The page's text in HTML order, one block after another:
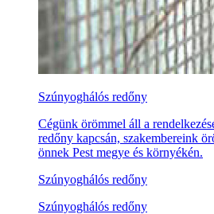
Szúnyoghálós redőny
Cégünk örömmel áll a
redőny kapcsán, szakembereink
önnek Pest megye és környékén.
Szúnyoghálós redőny
Szúnyoghálós redőny